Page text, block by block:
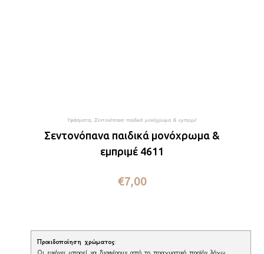
Υφάσματα Σεντονόπανα παιδικά μονόχρωμα & εμπριμέ
Σεντονόπανα παιδικά μονόχρωμα &
εμπριμέ 4611
€7,00
Προειδοποίηση χρώματος:
Οι εικόνες μπορεί να διαφέρουν από το πραγματικό προϊόν λόγω